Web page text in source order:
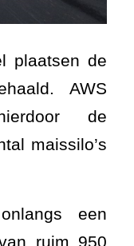
plaatsen de
AWS
de
maissilo’s
een
ruim 950